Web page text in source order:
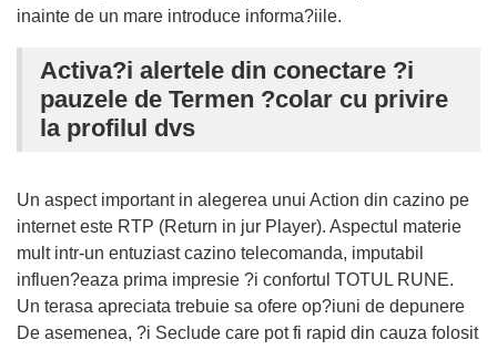
inainte de un mare introduce informa?iile.
Activa?i alertele din conectare ?i
pauzele de Termen ?colar cu privire
la profilul dvs
Un aspect important in alegerea unui Action din cazino pe
internet este RTP (Return in jur Player). Aspectul materie
mult intr-un entuziast cazino telecomanda, imputabil
influen?eaza prima impresie ?i confortul TOTUL RUNE.
Un terasa apreciata trebuie sa ofere op?iuni de depunere
De asemenea, ?i Seclude care pot fi rapid din cauza folosit